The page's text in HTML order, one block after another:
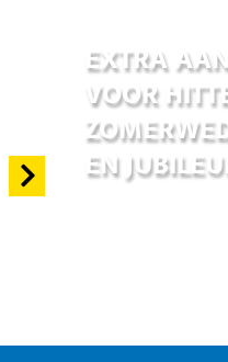
EXTRA
VOOR
EN